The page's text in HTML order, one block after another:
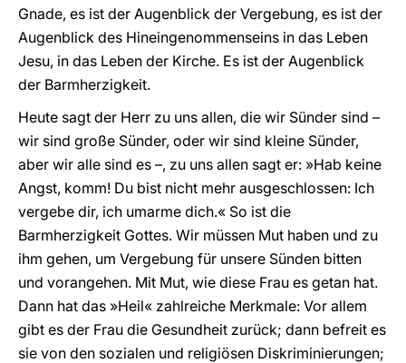
Gnade, es ist der Augenblick der Vergebung, es ist der
Augenblick des Hineingenommenseins in das Leben
Jesu, in das Leben der Kirche. Es ist der Augenblick
der Barmherzigkeit.
Heute sagt der Herr zu uns allen, die wir Sünder sind –
wir sind große Sünder, oder wir sind kleine Sünder,
aber wir alle sind es –, zu uns allen sagt er: »Hab keine
Angst, komm! Du bist nicht mehr ausgeschlossen: Ich
vergebe dir, ich umarme dich.« So ist die
Barmherzigkeit Gottes. Wir müssen Mut haben und zu
ihm gehen, um Vergebung für unsere Sünden bitten
und vorangehen. Mit Mut, wie diese Frau es getan hat.
Dann hat das »Heil« zahlreiche Merkmale: Vor allem
gibt es der Frau die Gesundheit zurück; dann befreit es
sie von den sozialen und religiösen Diskriminierungen;